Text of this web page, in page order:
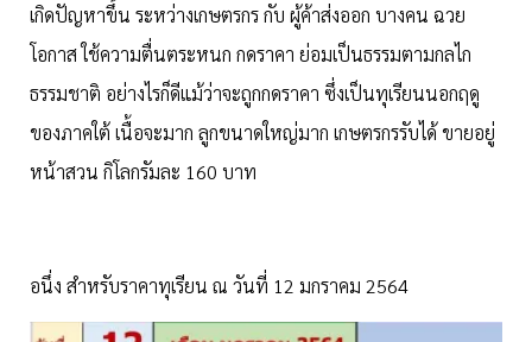
เกิดปัญหาขึ้น ระหว่างเกษตรกร กับ ผู้ค้าส่งออก บางคน ฉวย
โอกาส ใช้ความตื่นตระหนก กดราคา ย่อมเป็นธรรมตามกลไก
ธรรมชาติ อย่างไรก็ดีแม้ว่าจะถูกกดราคา ซึ่งเป็นทุเรียนนอกฤดู
ของภาคใต้ เนื้อจะมาก ลูกขนาดใหญ่มาก เกษตรกรรับได้ ขายอยู่
หน้าสวน กิโลกรัมละ 160 บาท
อนึ่ง สำหรับราคาทุเรียน ณ วันที่ 12 มกราคม 2564